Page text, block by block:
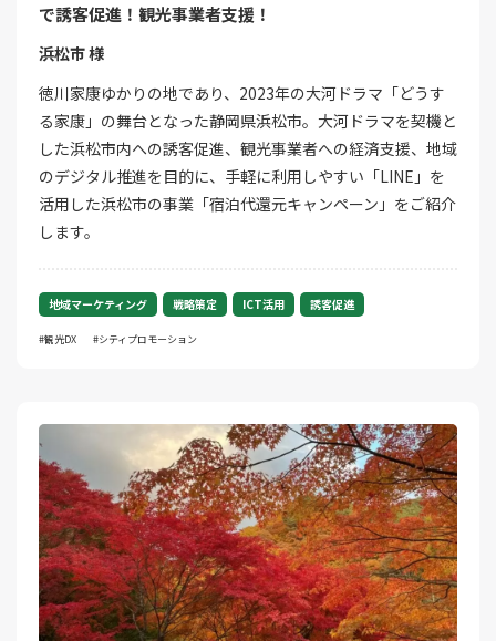
で誘客促進！観光事業者支援！
浜松市 様
徳川家康ゆかりの地であり、2023年の大河ドラマ「どうす
る家康」の舞台となった静岡県浜松市。大河ドラマを契機と
した浜松市内への誘客促進、観光事業者への経済支援、地域
のデジタル推進を目的に、手軽に利用しやすい「LINE」を
活用した浜松市の事業「宿泊代還元キャンペーン」をご紹介
します。
地域マーケティング 戦略策定 ICT活用 誘客促進
観光DX シティプロモーション